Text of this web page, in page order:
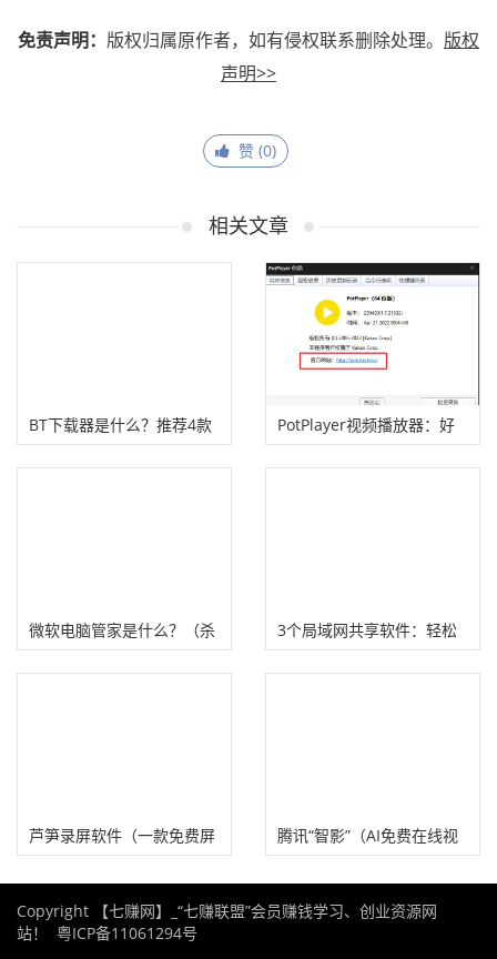
免责声明： 版权归属原作者，如有侵权联系删除处理。 版权
声明>>
赞 (0)
相关文章
BT下载器是什么？推荐4款
BT磁力链接下载工具
PotPlayer视频播放器：好
用的在线视频播放神器！
微软电脑管家是什么？（杀
毒+垃圾清理+桌面管理）
3个局域网共享软件：轻松
实现电脑与手机文件互传！
芦笋录屏软件（一款免费屏
腾讯“智影”（AI免费在线视
Copyright 【七赚网】_“七赚联盟”会员赚钱学习、创业资源网
站！ 粤ICP备11061294号